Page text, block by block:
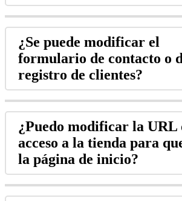
¿Se puede modificar el
formulario de contacto o
registro de clientes?
¿Puedo modificar la URL
acceso a la tienda para
la página de inicio?